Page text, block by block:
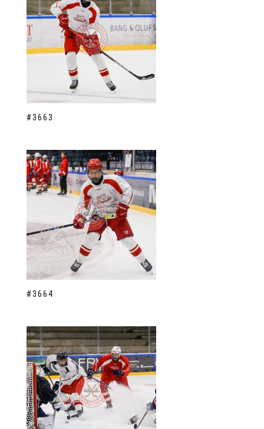
#3663
#3664